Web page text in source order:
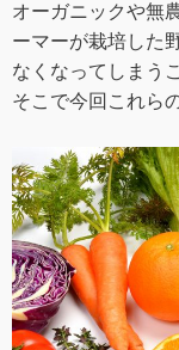
オーガニックや無
ーマーが栽培した
なくなってしまう
そこで今回これら